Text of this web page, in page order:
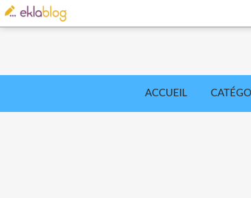
ACCUEIL